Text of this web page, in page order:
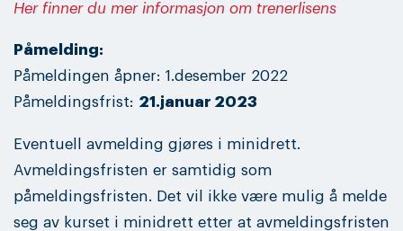
Her finner du mer informasjon om trenerlisens
Påmelding:
Påmeldingen åpner: 1.desember 2022
Påmeldingsfrist: 21.januar 2023
Eventuell avmelding gjøres i minidrett.
Avmeldingsfristen er samtidig som
påmeldingsfristen. Det vil ikke være mulig å melde
seg av kurset i minidrett etter at avmeldingsfristen